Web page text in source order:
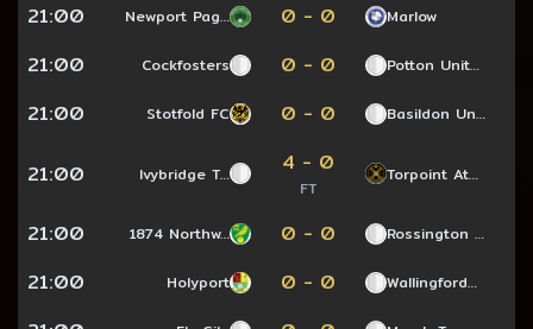
21:00 Newport Pag… 0 - 0 Marlow
21:00 Cockfosters 0 - 0 Potton Unit…
21:00 Stotfold FC 0 - 0 Basildon Un…
21:00 Ivybridge T… 4 - 0
FT
Torpoint At…
21:00 1874 Northw… 0 - 0 Rossington …
21:00 Holyport 0 - 0 Wallingford…